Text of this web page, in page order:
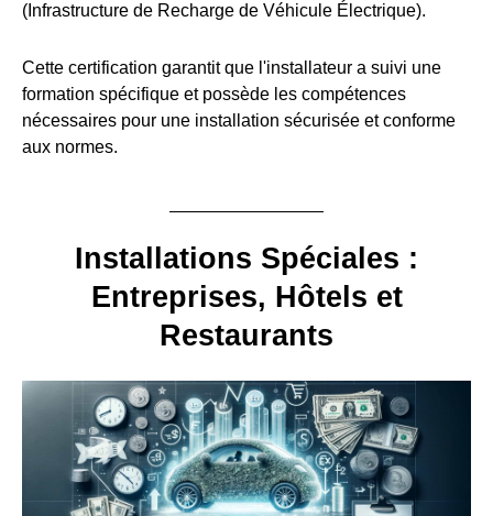
(Infrastructure de Recharge de Véhicule Électrique).
Cette certification garantit que l'installateur a suivi une
formation spécifique et possède les compétences
nécessaires pour une installation sécurisée et conforme
aux normes.
Installations Spéciales :
Entreprises, Hôtels et
Restaurants